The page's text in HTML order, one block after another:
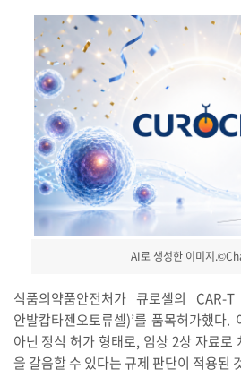
AI로 생성한 이미지
식품의약품안전처가 큐로셀의 CAR-
안발캅타젠오토류셀)’를 품목허가했다
아닌 정식 허가 형태로, 임상 2상 자료로
을 갈음할 수 있다는 규제 판단이 적용된